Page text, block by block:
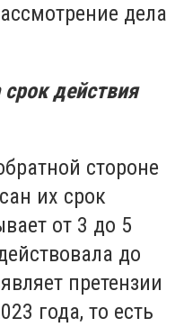
дела
действия
стороне
их срок
от 3 до 5
до
претензии
года, то есть